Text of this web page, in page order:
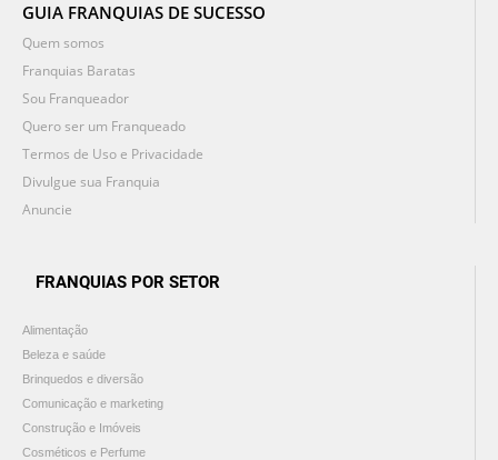
GUIA FRANQUIAS DE SUCESSO
Quem somos
Franquias Baratas
Sou Franqueador
Quero ser um Franqueado
Termos de Uso e Privacidade
Divulgue sua Franquia
Anuncie
FRANQUIAS POR SETOR
Alimentação
Beleza e saúde
Brinquedos e diversão
Comunicação e marketing
Construção e Imóveis
Cosméticos e Perfume